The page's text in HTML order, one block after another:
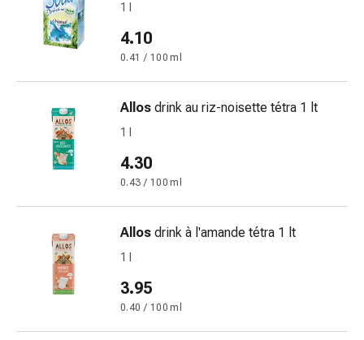
spray
Suture
colla
tissutale
Unguento
Tamponi
medicali
Occhi
e
orecchie
Dolore
all'orecchio
1 l
4.10
0.41 / 100 ml
Allos drink au riz-noisette tétra 1 lt
1 l
4.30
0.43 / 100 ml
Allos drink à l'amande tétra 1 lt
1 l
3.95
0.40 / 100 ml